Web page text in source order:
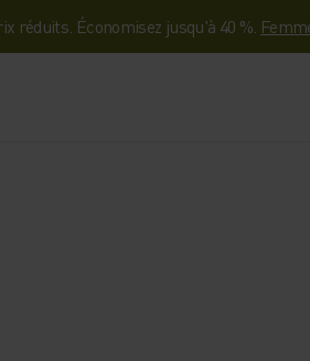
réduits. Économisez jusqu'à 40 %.